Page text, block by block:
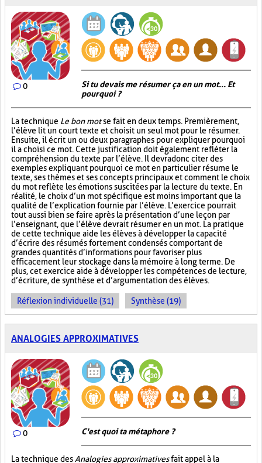
0
Si tu devais me résumer ça en un mot... Et
pourquoi ?
La technique Le bon motse fait en deux temps. Premièrement,
l’élève lit un court texte et choisit un seul mot pour le résumer.
Ensuite, il écrit un ou deux paragraphes pour expliquer pourquoi
il a choisi ce mot. Cette justification doit également refléter la
compréhension du texte par l’élève. Il devra donc citer des
exemples expliquant pourquoi ce mot en particulier résume le
texte, ses thèmes et ses concepts principaux et comment le choix
du mot reflète les émotions suscitées par la lecture du texte. En
réalité, le choix d’un mot spécifique est moins important que la
qualité de l’explication fournie par l’élève. L’exercice pourrait
tout aussi bien se faire après la présentation d’une leçon par
l’enseignant, que l’élève devrait résumer en un mot. La pratique
de cette technique aide les élèves à développer la capacité
d’écrire des résumés fortement condensés comportant de
grandes quantités d’informations pour favoriser plus
efficacement leur stockage dans la mémoire à long terme. De
plus, cet exercice aide à développer les compétences de lecture,
d’écriture, de synthèse et d’argumentation des élèves.
Réflexion individuelle (31) Synthèse (19)
ANALOGIES APPROXIMATIVES
0 C'est quoi ta métaphore ?
La technique des Analogies approximativesfait appel à la